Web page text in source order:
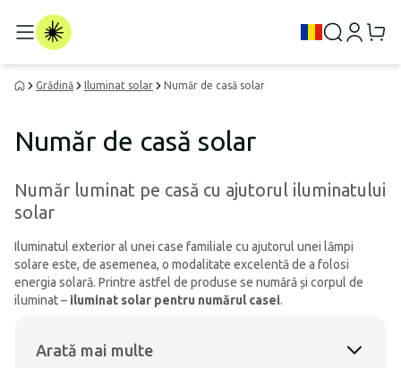
Grădină Iluminat solar Număr de casă solar
Număr de casă solar
Număr luminat pe casă cu ajutorul iluminatului
solar
Iluminatul exterior al unei case familiale cu ajutorul unei lămpi
solare este, de asemenea, o modalitate excelentă de a folosi
energia solară. Printre astfel de produse se numără și corpul de
iluminat – iluminat solar pentru numărul casei.
Arată mai multe